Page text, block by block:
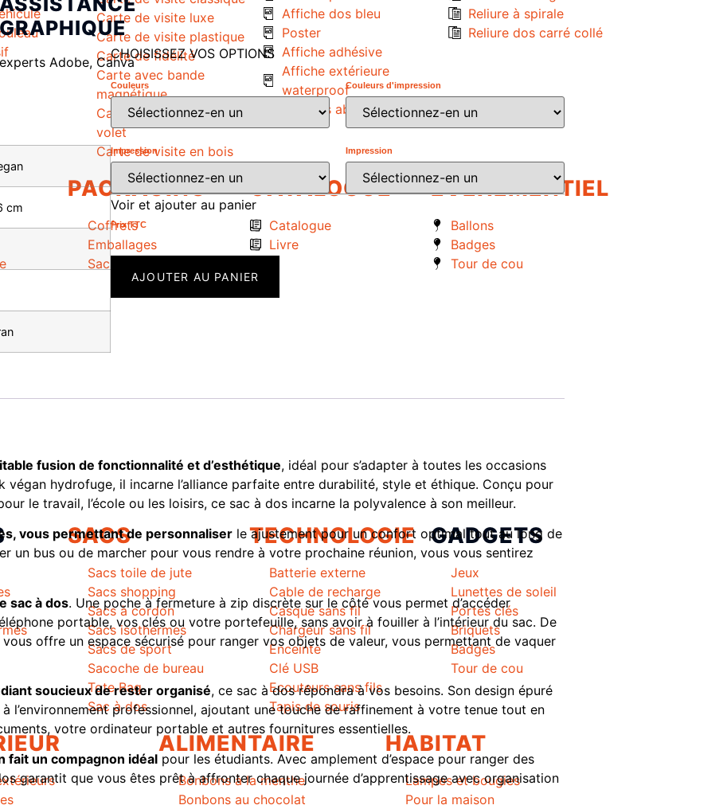
Carte de visite luxe
Carte de visite plastique
Carte de fidélité
Carte avec bande
magnétique
Carte de visite double
volet
Carte de visite en bois
Affiche dos bleu
Poster
Affiche adhésive
Affiche extérieure
waterproof
Affiches abribus
Reliure à spirale
Reliure dos carré collé
PACKAGING
Coffrets
Emballages
Sacs
CATALOGUE
Catalogue
Livre
EVENEMENTIEL
Ballons
Badges
Tour de cou
SACS
Sacs toile de jute
Sacs shopping
Sacs à cordon
Sacs isothermes
Sacs de sport
Sacoche de bureau
Tote Bag
Sac à dos
TECHNOLOGIE
Batterie externe
Cable de recharge
Casque sans fil
Chargeur sans fil
Enceinte
Clé USB
Ecouteurs sans fils
Tapis de souris
GADGETS
Jeux
Lunettes de soleil
Portes clés
Briquets
Badges
Tour de cou
ALIMENTAIRE
Bonbons à la menthe
Bonbons au chocolat
HABITAT
Lampes et bougies
Pour la maison
Adobe, Canva
cm
CHOISISSEZ VOS OPTIONS
Couleurs Couleurs d'impression
Impression Impression
Voir et ajouter au panier
Prix ​​TTC
AJOUTER AU PANIER
fusion de fonctionnalité et d’esthétique, idéal pour s’adapter à toutes les occasions
hydrofuge, il incarne l’alliance parfaite entre durabilité, style et éthique. Conçu pour
le travail, l’école ou les loisirs, ce sac à dos incarne la polyvalence à son meilleur.
vous permettant de personnaliser le ajustement pour un confort optimal tout au long de
un bus ou de marcher pour vous rendre à votre prochaine réunion, vous vous sentirez
sac à dos. Une poche à fermeture à zip discrète sur le côté vous permet d’accéder
portable, vos clés ou votre portefeuille, sans avoir à fouiller à l’intérieur du sac. De
offre un espace sécurisé pour ranger vos objets de valeur, vous permettant de vaquer
soucieux de rester organisé, ce sac à dos répondra à vos besoins. Son design épuré
professionnel, ajoutant une touche de raffinement à votre tenue tout en
votre ordinateur portable et autres fournitures essentielles.
fait un compagnon idéal pour les étudiants. Avec amplement d’espace pour ranger des
garantit que vous êtes prêt à affronter chaque journée d’apprentissage avec organisation